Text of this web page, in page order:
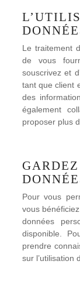
Le traitement
de vous
souscrivez et
tant que client
des
également
proposer plus
Pour vous
vous
données
disponible.
prendre
sur l’utilisation